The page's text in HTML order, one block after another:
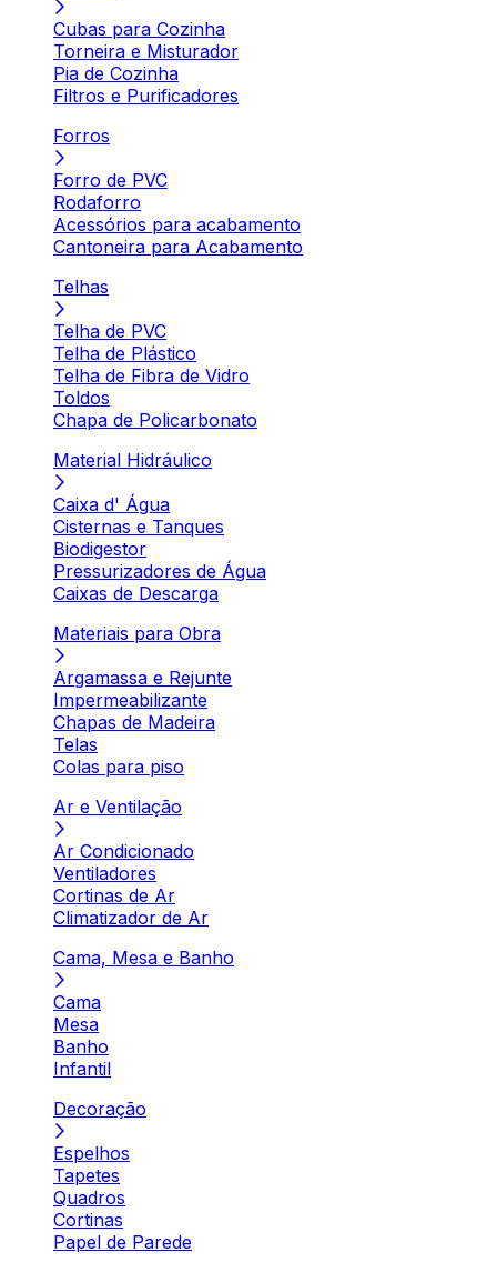
Cubas para Cozinha
Torneira e Misturador
Pia de Cozinha
Filtros e Purificadores
Forros
Forro de PVC
Rodaforro
Acessórios para acabamento
Cantoneira para Acabamento
Telhas
Telha de PVC
Telha de Plástico
Telha de Fibra de Vidro
Toldos
Chapa de Policarbonato
Material Hidráulico
Caixa d' Água
Cisternas e Tanques
Biodigestor
Pressurizadores de Água
Caixas de Descarga
Materiais para Obra
Argamassa e Rejunte
Impermeabilizante
Chapas de Madeira
Telas
Colas para piso
Ar e Ventilação
Ar Condicionado
Ventiladores
Cortinas de Ar
Climatizador de Ar
Cama, Mesa e Banho
Cama
Mesa
Banho
Infantil
Decoração
Espelhos
Tapetes
Quadros
Cortinas
Papel de Parede